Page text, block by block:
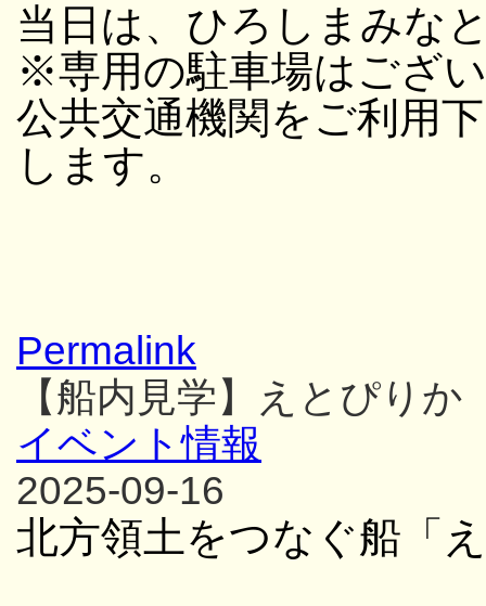
当日は、ひろしまみな
※専用の駐車場はござ
公共交通機関をご利用
します。
Permalink
【船内見学】えとぴりか
イベント情報
2025-09-16
北方領土をつなぐ船「